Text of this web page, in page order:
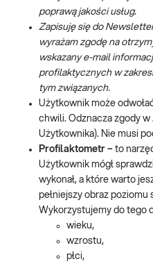
poprawą jakości usług.
Zapisuję się do
wyrażam zgodę na
wskazany e-mail
profilaktycznych w
tym związanych.
Użytkownik może
chwili. Odznacza zgody
Użytkownika). Nie musi
Profilaktometr – to
Użytkownik mógł
wykonał, a które warto
pełniejszy obraz poziomu
Wykorzystujemy do tego
wieku,
wzrostu,
płci,